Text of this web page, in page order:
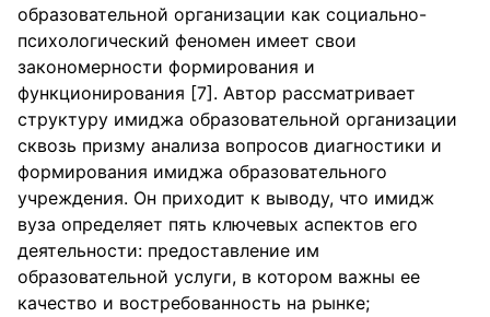
образовательной организации как социально-
психологический феномен имеет свои
закономерности формирования и
функционирования [7]. Автор рассматривает
структуру имиджа образовательной организации
сквозь призму анализа вопросов диагностики и
формирования имиджа образовательного
учреждения. Он приходит к выводу, что имидж
вуза определяет пять ключевых аспектов его
деятельности: предоставление им
образовательной услуги, в котором важны ее
качество и востребованность на рынке;